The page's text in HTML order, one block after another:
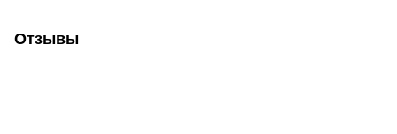
Отзывы